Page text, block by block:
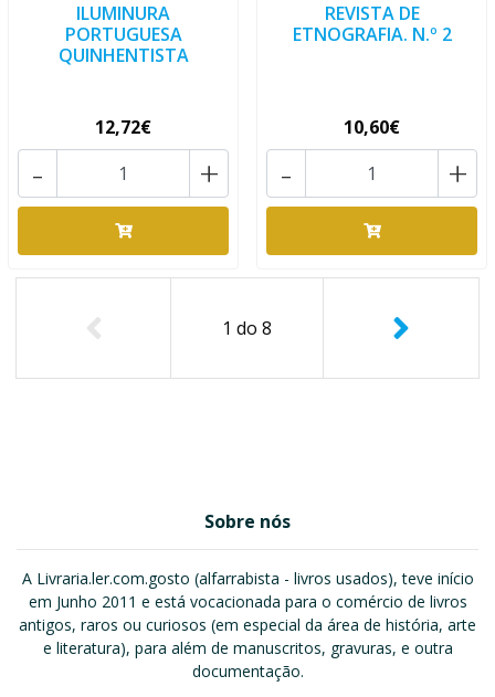
ILUMINURA
PORTUGUESA
QUINHENTISTA
12,72€
+
-
REVISTA DE
ETNOGRAFIA. N.º 2
10,60€
+
-
1 do 8
Sobre nós
A Livraria.ler.com.gosto (alfarrabista - livros usados), teve início
em Junho 2011 e está vocacionada para o comércio de livros
antigos, raros ou curiosos (em especial da área de história, arte
e literatura), para além de manuscritos, gravuras, e outra
documentação.